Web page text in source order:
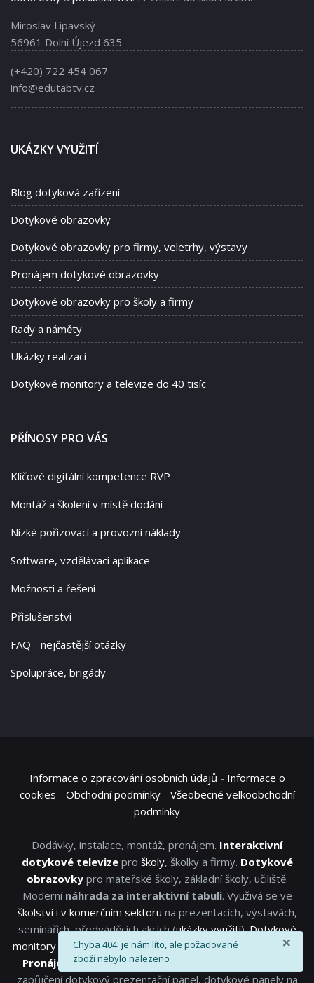
×
info
Chyba 404: je nám líto, ale požadované
zboží nebylo nalezeno
Miroslav Lipavský
56961 Dolní Újezd 635
(+420) 722 454 067
info@edutabtv.cz
UKÁZKY VYUŽITÍ
Blog dotyková zařízení
Dotykové obrazovky
Dotykové obrazovky pro firmy, veletrhy, výstavy
Pronájem dotykové obrazovky
Dotykové obrazovky pro školy a firmy
Rady a náměty
Ukázky realizací
Dotykové monitory a televize do 40 tisíc
PŘÍNOSY PRO VÁS
Klíčové digitální kompetence RVP
Montáž a školení v místě dodání
Nízké pořizovací a provozní náklady
Software, vzdělávací aplikace
Možnosti a řešení
Příslušenství
FAQ - nejčastější otázky
Spolupráce, brigády
Informace o zpracování osobních údajů - Informace o
cookies - Obchodní podmínky- Všeobecné velkoobchodní
podmínky
Dodávky, instalace, montáž, pronájem. Interaktivní
dotykové televizepro školy, školky a firmy. Dotykové
obrazovkypro mateřské školy, základní školy, učiliště.
Moderní náhrada za interaktivní tabuli. Využivá se ve
školství i v komerčním sektoru na prezentacích, výstavách,
seminářích, předváděcích akcích (ukázky využití).Dotykové
monitorys širokým využitím. Pronájem prezentační techniky.
Pronájem dotykové televize, dotykové obrazovky
zapůjčení dotykový prezentační panel, dotykové panely na